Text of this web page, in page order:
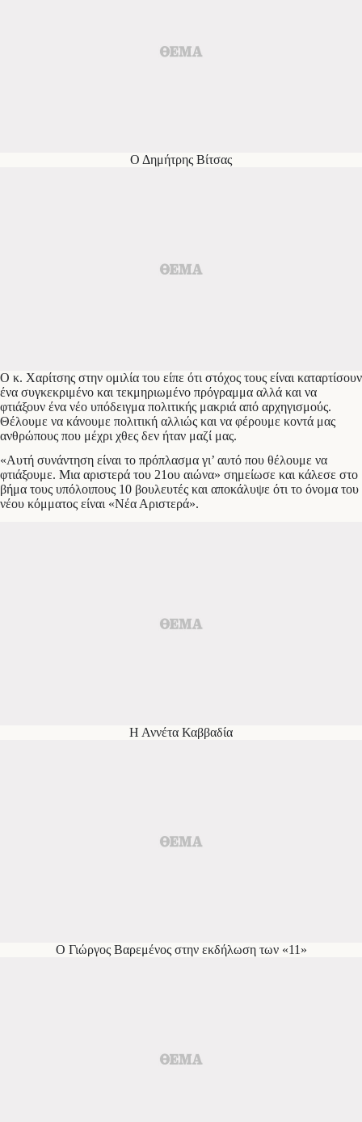
Ο Δημήτρης Βίτσας
Ο κ. Χαρίτσης στην ομιλία του είπε ότι στόχος τους είναι καταρτίσουν
ένα συγκεκριμένο και τεκμηριωμένο πρόγραμμα αλλά και να
φτιάξουν ένα νέο υπόδειγμα πολιτικής μακριά από αρχηγισμούς.
Θέλουμε να κάνουμε πολιτική αλλιώς και να φέρουμε κοντά μας
ανθρώπους που μέχρι χθες δεν ήταν μαζί μας.
«Αυτή συνάντηση είναι το πρόπλασμα γι’ αυτό που θέλουμε να
φτιάξουμε. Μια αριστερά του 21ου αιώνα» σημείωσε και κάλεσε στο
βήμα τους υπόλοιπους 10 βουλευτές και αποκάλυψε ότι το όνομα του
νέου κόμματος είναι «Νέα Αριστερά».
Η Αννέτα Καββαδία
Ο Γιώργος Βαρεμένος στην εκδήλωση των «11»